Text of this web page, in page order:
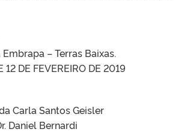
– Terras Baixas.
12 DE FEVEREIRO DE 2019
Carla Santos Geisler
Daniel Bernardi